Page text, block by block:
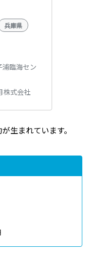
兵庫県
臨海セン
株式会社
生まれています。